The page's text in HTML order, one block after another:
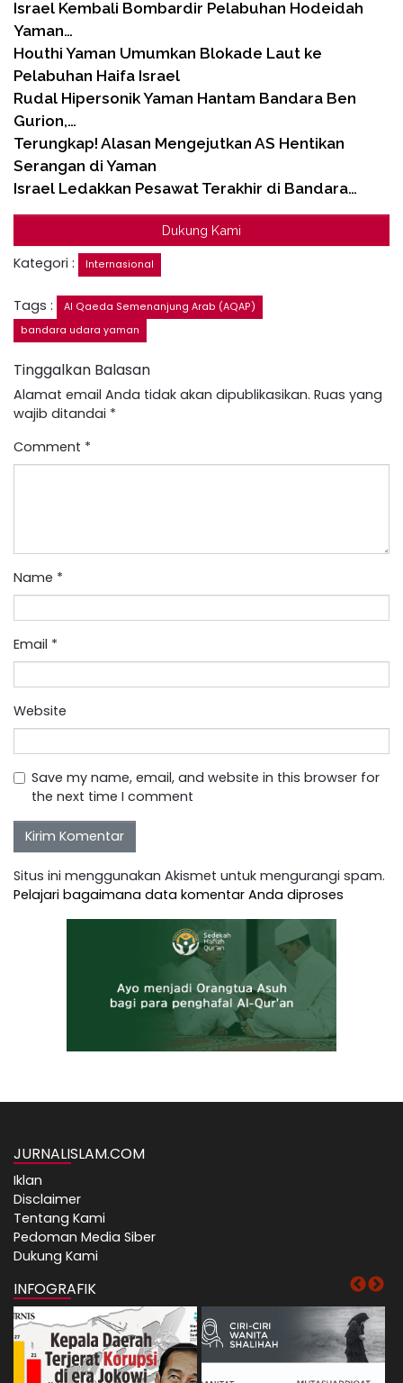
Israel Kembali Bombardir Pelabuhan Hodeidah
Yaman…
Houthi Yaman Umumkan Blokade Laut ke
Pelabuhan Haifa Israel
Rudal Hipersonik Yaman Hantam Bandara Ben
Gurion,…
Terungkap! Alasan Mengejutkan AS Hentikan
Serangan di Yaman
Israel Ledakkan Pesawat Terakhir di Bandara…
Dukung Kami
Kategori : Internasional
Tags :
Al Qaeda Semenanjung Arab (AQAP)
bandara udara yaman
Tinggalkan Balasan
Alamat email Anda tidak akan dipublikasikan. Ruas yang
wajib ditandai *
Comment *
Name *
Email *
Website
Save my name, email, and website in this browser for
the next time I comment
Situs ini menggunakan Akismet untuk mengurangi spam.
Pelajari bagaimana data komentar Anda diproses
JURNALISLAM.COM
Iklan
Disclaimer
Tentang Kami
Pedoman Media Siber
Dukung Kami
INFOGRAFIK